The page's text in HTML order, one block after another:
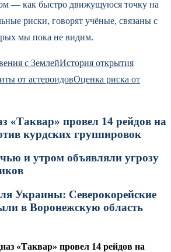
— как быстро движущуюся точку на
риски, говорят учёные, связаны с
мы пока не видим.
с ЗемлейИстория открытия
от астероидовОценка риска от
«Таквар» провел 14 рейдов на
курдских группировок
и утром объявляли угрозу
Украины: Северокорейские
в Воронежскую область
«Таквар» провел 14 рейдов на